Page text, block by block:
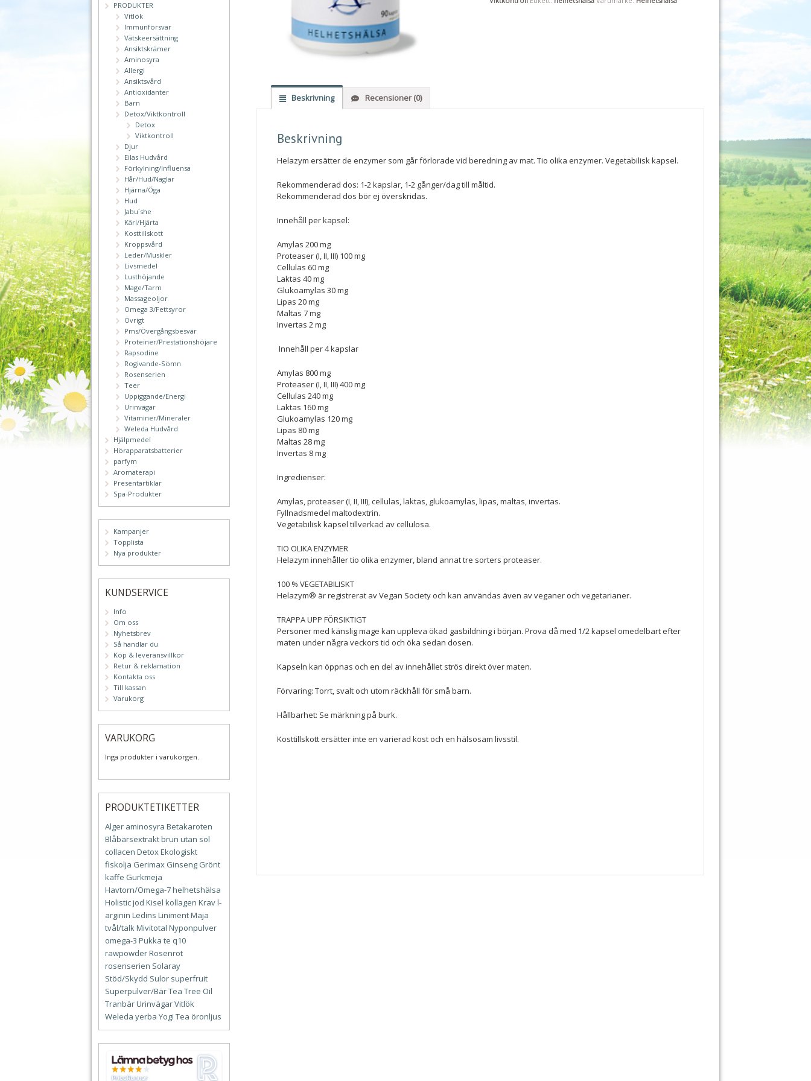
Beskrivning Recensioner (0)
Beskrivning
Helazym ersätter de enzymer som går förlorade vid beredning av mat. Tio olika enzymer. Vegetabilisk kapsel.
Rekommenderad dos: 1-2 kapslar, 1-2 gånger/dag till måltid.
Rekommenderad dos bör ej överskridas.
Innehåll per kapsel:
Amylas 200 mg
Proteaser (I, II, III) 100 mg
Cellulas 60 mg
Laktas 40 mg
Glukoamylas 30 mg
Lipas 20 mg
Maltas 7 mg
Invertas 2 mg
Innehåll per 4 kapslar
Amylas 800 mg
Proteaser (I, II, III) 400 mg
Cellulas 240 mg
Laktas 160 mg
Glukoamylas 120 mg
Lipas 80 mg
Maltas 28 mg
Invertas 8 mg
Ingredienser:
Amylas, proteaser (I, II, III), cellulas, laktas, glukoamylas, lipas, maltas, invertas.
Fyllnadsmedel maltodextrin.
Vegetabilisk kapsel tillverkad av cellulosa.
TIO OLIKA ENZYMER
Helazym innehåller tio olika enzymer, bland annat tre sorters proteaser.
100 % VEGETABILISKT
Helazym® är registrerat av Vegan Society och kan användas även av veganer och vegetarianer.
TRAPPA UPP FÖRSIKTIGT
Personer med känslig mage kan uppleva ökad gasbildning i början. Prova då med 1/2 kapsel omedelbart efter
maten under några veckors tid och öka sedan dosen.
Kapseln kan öppnas och en del av innehållet strös direkt över maten.
Förvaring: Torrt, svalt och utom räckhåll för små barn.
Hållbarhet: Se märkning på burk.
Kosttillskott ersätter inte en varierad kost och en hälsosam livsstil.
PRODUKTER
Vitlök
Immunförsvar
Vätskeersättning
Ansiktskrämer
Aminosyra
Allergi
Ansiktsvård
Antioxidanter
Barn
Detox/Viktkontroll
Detox
Viktkontroll
Djur
Eilas Hudvård
Förkylning/Influensa
Hår/Hud/Naglar
Hjärna/Öga
Hud
Jabu´she
Kärl/Hjärta
Kosttillskott
Kroppsvård
Leder/Muskler
Livsmedel
Lusthöjande
Mage/Tarm
Massageoljor
Omega 3/Fettsyror
Övrigt
Pms/Övergångsbesvär
Proteiner/Prestationshöjare
Rapsodine
Rogivande-Sömn
Rosenserien
Teer
Uppiggande/Energi
Urinvägar
Vitaminer/Mineraler
Weleda Hudvård
Hjälpmedel
Hörapparatsbatterier
parfym
Aromaterapi
Presentartiklar
Spa-Produkter
Kampanjer
Topplista
Nya produkter
KUNDSERVICE
Info
Om oss
Nyhetsbrev
Så handlar du
Köp & leveransvillkor
Retur & reklamation
Kontakta oss
Till kassan
Varukorg
VARUKORG
Inga produkter i varukorgen.
PRODUKTETIKETTER
Alger aminosyra Betakaroten
Blåbärsextraktbrun utan sol
collacen DetoxEkologiskt
fiskolja Gerimax Ginseng Grönt
kaffe Gurkmeja
Havtorn/Omega-7helhetshälsa
Holisticjod Kisel kollagen Kravl-
arginin Ledins LinimentMaja
tvål/talkMivitotal Nyponpulver
omega-3 Pukka te q10
rawpowderRosenrot
rosenserien Solaray
Stöd/Skydd Sulor superfruit
Superpulver/BärTea Tree Oil
TranbärUrinvägarVitlök
Weleda yerba Yogi Tea öronljus